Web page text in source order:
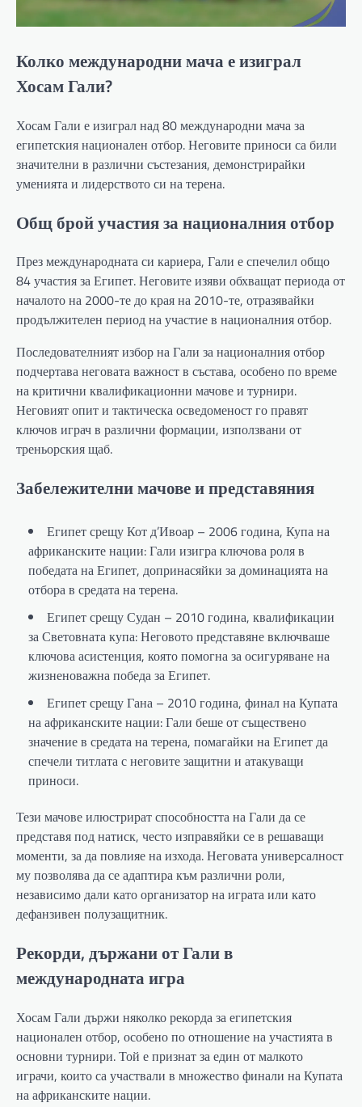
Колко международни мача е изиграл
Хосам Гали?
Хосам Гали е изиграл над 80 международни мача за
египетския национален отбор. Неговите приноси са били
значителни в различни състезания, демонстрирайки
уменията и лидерството си на терена.
Общ брой участия за националния отбор
През международната си кариера, Гали е спечелил общо
84 участия за Египет. Неговите изяви обхващат периода от
началото на 2000-те до края на 2010-те, отразявайки
продължителен период на участие в националния отбор.
Последователният избор на Гали за националния отбор
подчертава неговата важност в състава, особено по време
на критични квалификационни мачове и турнири.
Неговият опит и тактическа осведоменост го правят
ключов играч в различни формации, използвани от
треньорския щаб.
Забележителни мачове и представяния
Египет срещу Кот д’Ивоар – 2006 година, Купа на
африканските нации: Гали изигра ключова роля в
победата на Египет, допринасяйки за доминацията на
отбора в средата на терена.
Египет срещу Судан – 2010 година, квалификации
за Световната купа: Неговото представяне включваше
ключова асистенция, която помогна за осигуряване на
жизненоважна победа за Египет.
Египет срещу Гана – 2010 година, финал на Купата
на африканските нации: Гали беше от съществено
значение в средата на терена, помагайки на Египет да
спечели титлата с неговите защитни и атакуващи
приноси.
Тези мачове илюстрират способността на Гали да се
представя под натиск, често изправяйки се в решаващи
моменти, за да повлияе на изхода. Неговата универсалност
му позволява да се адаптира към различни роли,
независимо дали като организатор на играта или като
дефанзивен полузащитник.
Рекорди, държани от Гали в
международната игра
Хосам Гали държи няколко рекорда за египетския
национален отбор, особено по отношение на участията в
основни турнири. Той е признат за един от малкото
играчи, които са участвали в множество финали на Купата
на африканските нации.